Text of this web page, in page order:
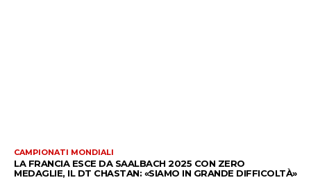
CAMPIONATI MONDIALI
LA FRANCIA ESCE DA SAALBACH 2025 CON ZERO
MEDAGLIE, IL DT CHASTAN: «SIAMO IN GRANDE DIFFICOLTÀ»